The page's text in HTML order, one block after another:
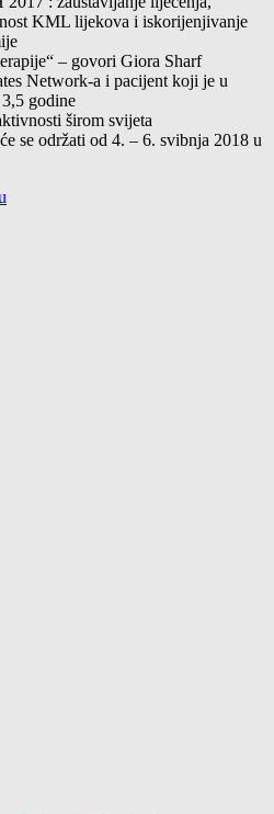
KML lijekova i iskorijenjivanje
– govori Giora Sharf
Network-a i pacijent koji je u
godine
širom svijeta
se održati od 4. – 6. svibnja 2018 u